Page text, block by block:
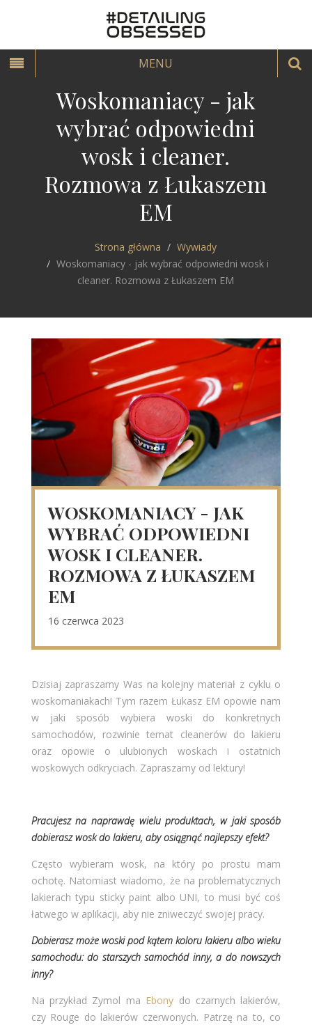
MENU
Woskomaniacy - jak
wybrać odpowiedni
wosk i cleaner.
Rozmowa z Łukaszem
EM
Strona główna
Wywiady
Woskomaniacy - jak wybrać odpowiedni wosk i
cleaner. Rozmowa z Łukaszem EM
WOSKOMANIACY - JAK
WYBRAĆ ODPOWIEDNI
WOSK I CLEANER.
ROZMOWA Z ŁUKASZEM
EM
16 czerwca 2023
Dzisiaj zapraszamy Was na kolejny materiał z cyklu o
woskomaniakach! Tym razem Łukasz EM opowie nam
w jaki sposób wybiera woski do konkretnych
samochodów, rozwinie temat cleanerów do lakieru
oraz opowie o ulubionych woskach i ostatnich
woskowych odkryciach. Zapraszamy od lektury!
Pracujesz na naprawdę wielu produktach, w jaki sposób
dobierasz wosk do lakieru, aby osiągnąć najlepszy efekt?
Często wybieram wosk, na który po prostu mam
ochotę. Natomiast wiadomo, że na problematycznych
lakierach typu sticky paint albo UNI, to musi być coś
łatwego w aplikacji, aby nie zniweczyć swojej pracy.
Dobierasz może woski pod kątem koloru lakieru albo wieku
samochodu: do starszych samochód inny, a do nowszych
inny?
Na przykład Zymol ma Ebony do czarnych lakierów,
czy Rouge do lakierów czerwonych. Patrzę na to, co